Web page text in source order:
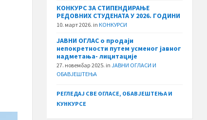
КОНКУРС ЗА СТИПЕНДИРАЊЕ
РЕДОВНИХ СТУДЕНАТА У 2026. ГОДИНИ
10. март 2026. inКОНКУРСИ
ЈАВНИ ОГЛАС о продаји
непокретности путем усменог јавног
надметања- лицитације
27. новембар 2025. inЈАВНИ ОГЛАСИ И
ОБАВЈЕШТЕЊА
РЕГЛЕДАЈ СВЕ ОГЛАСЕ, ОБАВЈЕШТЕЊА И
КУНКУРСЕ